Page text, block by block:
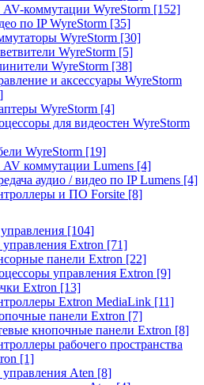
коммутации WyreStorm [152]
по IP WyreStorm [35]
WyreStorm [30]
WyreStorm [5]
WyreStorm [38]
и аксессуары WyreStorm
WyreStorm [4]
для видеостен WyreStorm
WyreStorm [19]
коммутации Lumens [4]
аудио / видео по IP Lumens [4]
и ПО Forsite [8]
[104]
Extron [71]
панели Extron [22]
управления Extron [9]
Extron [13]
Extron MediaLink [11]
панели Extron [7]
кнопочные панели Extron [8]
рабочего пространства
[1]
Aten [8]